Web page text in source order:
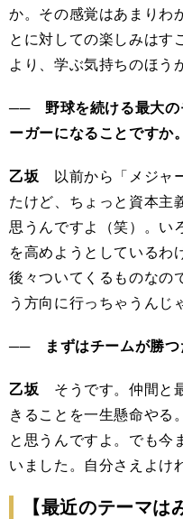
か。その感覚はあまりわ
とに対しての楽しみはす
より、学ぶ気持ちのほう
── 野球を続ける最大の
ーガーになることですか。
乙坂 以前から「メジャ
たけど、ちょっと資本主
思うんですよ（笑）。い
を高めようとしているわ
後々ついてくるものなの
う方向に行っちゃうんじ
── まずはチームが勝つ
乙坂 そうです。仲間と
きることを一生懸命やる
と思うんですよ。でも今
いました。自分さえよけ
【最近のテーマは